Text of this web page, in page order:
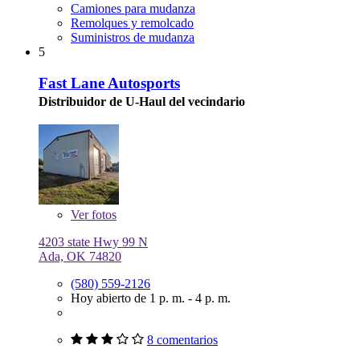
Camiones para mudanza
Remolques y remolcado
Suministros de mudanza
5
Fast Lane Autosports
Distribuidor de U-Haul del vecindario
Verfotos
4203 state Hwy 99 N
Ada, OK 74820
(580) 559-2126
Hoy abierto de 1 p. m. - 4 p. m.
8 comentarios